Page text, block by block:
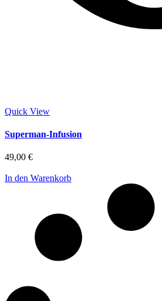
Quick View
Superman-Infusion
49,00 €
In den Warenkorb